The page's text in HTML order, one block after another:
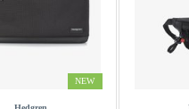
NEW